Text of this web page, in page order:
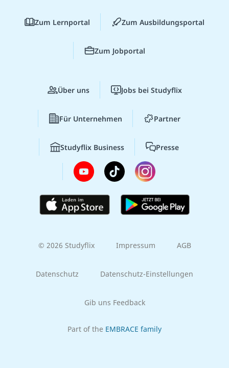
Zum Lernportal Zum Ausbildungsportal
Zum Jobportal
Über uns Jobs bei Studyflix
Für Unternehmen Partner
Studyflix Business Presse
© 2026 Studyflix Impressum AGB
Datenschutz Datenschutz-Einstellungen
Gib uns Feedback
Part of the EMBRACE family